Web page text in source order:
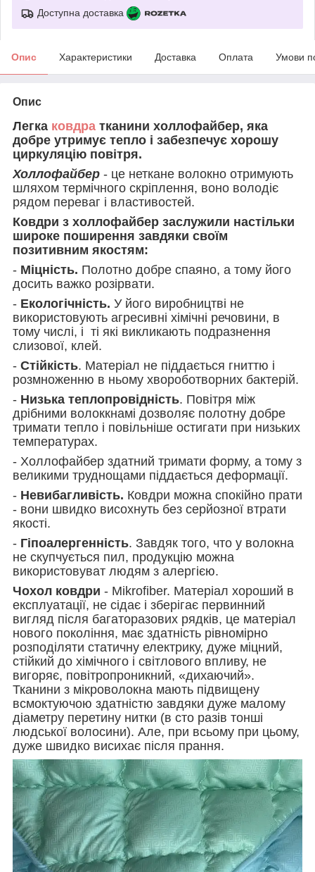
Доступна доставка
Опис Характеристики Доставка Оплата Умови
Опис
Легка ковдра тканини холлофайбер, яка
добре утримує тепло і забезпечує хорошу
циркуляцію повітря.
Холлофайбер - це неткане волокно отримують
шляхом термічного скріплення, воно володіє
рядом переваг і властивостей.
Ковдри з холлофайбер заслужили настільки
широке поширення завдяки своїм
позитивним якостям:
- Міцність. Полотно добре спаяно, а тому його
досить важко розірвати.
- Екологічність. У його виробництві не
використовують агресивні хімічні речовини, в
тому числі, і ті які викликають подразнення
слизової, клей.
- Стійкість. Матеріал не піддається гниттю і
розмноженню в ньому хвороботворних бактерій.
- Низька теплопровідність. Повітря між
дрібними волоккнамі дозволяє полотну добре
тримати тепло і повільніше остигати при низьких
температурах.
- Холлофайбер здатний тримати форму, а тому з
великими труднощами піддається деформації.
- Невибагливість. Ковдри можна спокійно прати
- вони швидко висохнуть без серйозної втрати
якості.
- Гіпоалергенність. Завдяк того, что у волокна
не скупчується пил, продукцію можна
використовуват людям з алергією.
Чохол ковдри - Mikrofiber. Матеріал хороший в
експлуатації, не сідає і зберігає первинний
вигляд після багаторазових рядків, це матеріал
нового покоління, має здатність рівномірно
розподіляти статичну електрику, дуже міцний,
стійкий до хімічного і світлового впливу, не
вигоряє, повітропроникний, «дихаючий».
Тканини з мікроволокна мають підвищену
всмоктуючою здатністю завдяки дуже малому
діаметру перетину нитки (в сто разів тонші
людської волосини). Але, при всьому при цьому,
дуже швидко висихає після прання.